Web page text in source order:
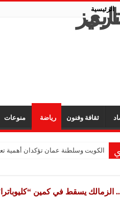
الرئيسية
ثقافة وفنون رياضة منوعات
الكويت وسلطنة عمان تؤكدان أهمية
الزمالك يسقط في كمين